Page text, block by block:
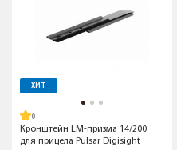
ХИТ
Кронштейн LM-призма 14/200
для прицела Pulsar Digisight